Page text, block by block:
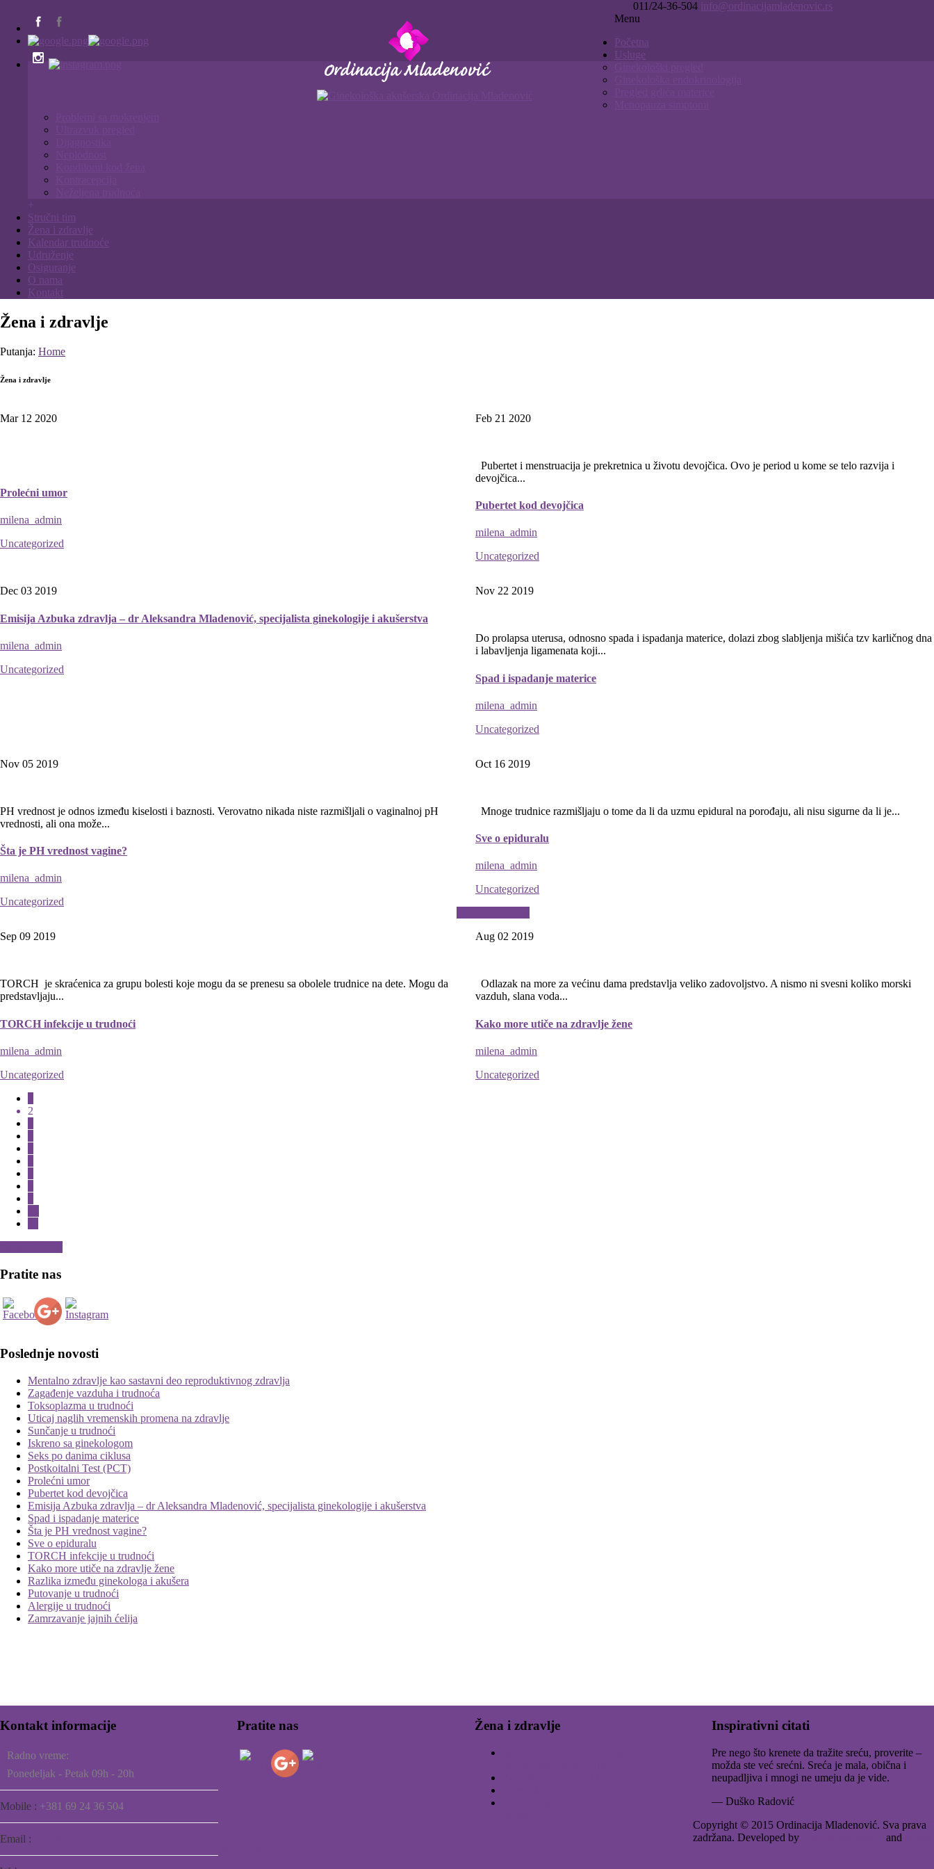
011/24-36-504 info@ordinacijamladenovic.rs
Menu
Početna
Usluge
+
Stručni tim
Žena i zdravlje
Kalendar trudnoće
Udruženje
Osiguranje
O nama
Kontakt
Žena i zdravlje
Putanja: Home
Žena i zdravlje
Mar 12 2020
Prolećni umor
milena_admin
Uncategorized
Feb 21 2020
Pubertet i menstruacija je prekretnica u životu devojčica. Ovo je period u kome se telo razvija i
devojčica...
Pubertet kod devojčica
milena_admin
Uncategorized
Dec 03 2019
Emisija Azbuka zdravlja – dr Aleksandra Mladenović, specijalista ginekologije i akušerstva
milena_admin
Uncategorized
Nov 22 2019
Do prolapsa uterusa, odnosno spada i ispadanja materice, dolazi zbog slabljenja mišića tzv karličnog dna
i labavljenja ligamenata koji...
Spad i ispadanje materice
milena_admin
Uncategorized
Nov 05 2019
PH vrednost je odnos između kiselosti i baznosti. Verovatno nikada niste razmišljali o vaginalnoj pH
vrednosti, ali ona može...
Šta je PH vrednost vagine?
milena_admin
Uncategorized
Oct 16 2019
Mnoge trudnice razmišljaju o tome da li da uzmu epidural na porođaju, ali nisu sigurne da li je...
Sve o epiduralu
milena_admin
Uncategorized
Sep 09 2019
TORCH je skraćenica za grupu bolesti koje mogu da se prenesu sa obolele trudnice na dete. Mogu da
predstavljaju...
TORCH infekcije u trudnoći
milena_admin
Uncategorized
Aug 02 2019
Odlazak na more za većinu dama predstavlja veliko zadovoljstvo. A nismo ni svesni koliko morski
vazduh, slana voda...
Kako more utiče na zdravlje žene
milena_admin
Uncategorized
2
Pratite nas
Poslednje novosti
Mentalno zdravlje kao sastavni deo reproduktivnog zdravlja
Zagađenje vazduha i trudnoća
Toksoplazma u trudnoći
Uticaj naglih vremenskih promena na zdravlje
Sunčanje u trudnoći
Iskreno sa ginekologom
Seks po danima ciklusa
Postkoitalni Test (PCT)
Prolećni umor
Pubertet kod devojčica
Emisija Azbuka zdravlja – dr Aleksandra Mladenović, specijalista ginekologije i akušerstva
Spad i ispadanje materice
Šta je PH vrednost vagine?
Sve o epiduralu
TORCH infekcije u trudnoći
Kako more utiče na zdravlje žene
Razlika između ginekologa i akušera
Putovanje u trudnoći
Alergije u trudnoći
Zamrzavanje jajnih ćelija
Kontakt informacije
Radno vreme:
Ponedeljak - Petak 09h - 20h
Mobile : +381 69 24 36 504
Email :
Pratite nas Žena i zdravlje Inspirativni citati
Pre nego što krenete da tražite sreću, proverite –
možda ste već srećni. Sreća je mala, obična i
neupadljiva i mnogi ne umeju da je vide.
— Duško Radović
Copyright © 2015 Ordinacija Mladenović. Sva prava
zadržana. Developed by
Internet Marketingand